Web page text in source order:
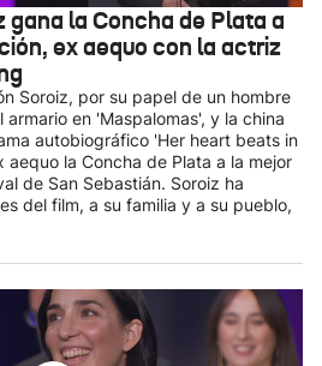
gana la Concha de Plata a
ex aequo con la actriz
Soroiz, por su papel de un hombre
en 'Maspalomas', y la china
autobiográfico 'Her heart beats in
la Concha de Plata a la mejor
de San Sebastián. Soroiz ha
del film, a su familia y a su pueblo,